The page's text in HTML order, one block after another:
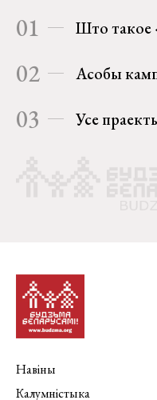
01 Што такое
02 Асобы
03 Усе
Навіны
Калумністыка